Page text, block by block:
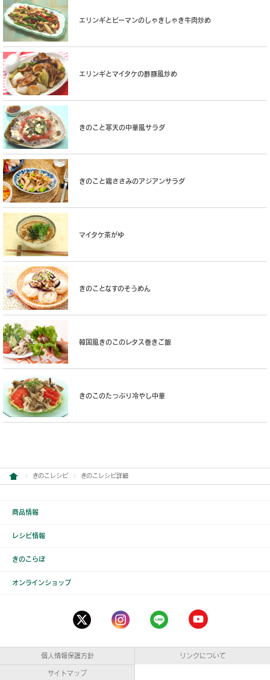
エリンギとピーマンのしゃきしゃき牛肉炒め
エリンギとマイタケの酢豚風炒め
きのこと寒天の中華風サラダ
きのこと鶏ささみのアジアンサラダ
マイタケ茶がゆ
きのことなすのそうめん
韓国風きのこのレタス巻きご飯
きのこのたっぷり冷やし中華
きのこレシピ きのこレシピ詳細
商品情報
レシピ情報
きのこらぼ
オンラインショップ
個人情報保護方針 リンクについて
サイトマップ